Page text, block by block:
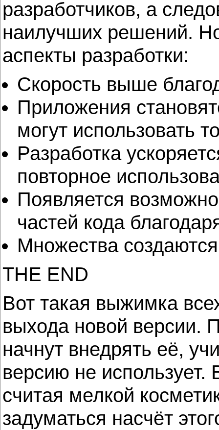
разработчиков, а
наилучших решений.
аспекты разработки:
Скорость выше
Приложения
могут использовать
Разработка
повторное
Появляется
частей кода
Множества
THE END
Вот такая выжимка
выхода новой версии.
начнут внедрять её,
версию не
считая мелкой
задуматься насчёт